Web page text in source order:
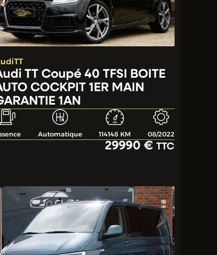
TT
TT Coupé 40 TFSI BOITE
COCKPIT 1ER MAIN
1AN
Automatique 114148 KM 08/2022
29990 € TTC